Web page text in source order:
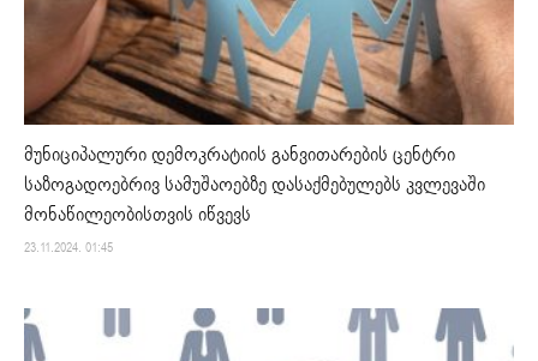
მუნიციპალური დემოკრატიის განვითარების ცენტრი
საზოგადოებრივ სამუშაოებზე დასაქმებულებს კვლევაში
მონაწილეობისთვის იწვევს
23.11.2024. 01:45